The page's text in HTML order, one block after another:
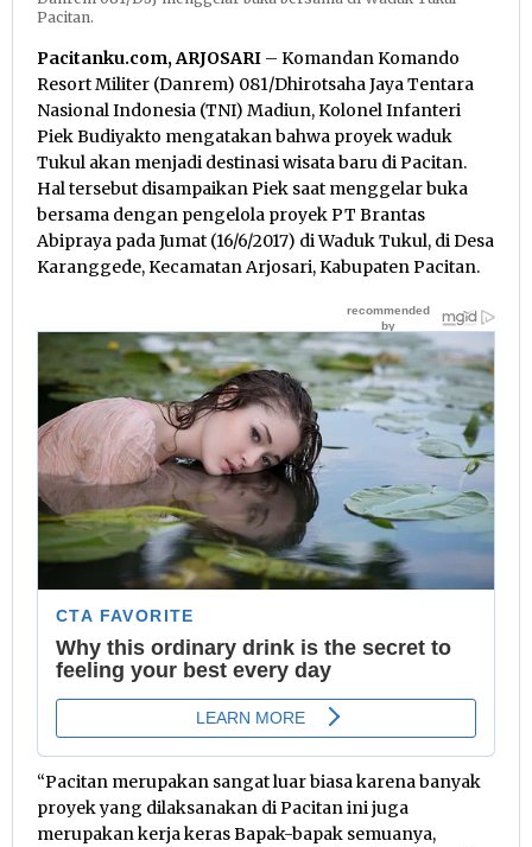
Pacitan.
Pacitanku.com, ARJOSARI – Komandan Komando
Resort Militer (Danrem) 081/Dhirotsaha Jaya Tentara
Nasional Indonesia (TNI) Madiun, Kolonel Infanteri
Piek Budiyakto mengatakan bahwa proyek waduk
Tukul akan menjadi destinasi wisata baru di Pacitan.
Hal tersebut disampaikan Piek saat menggelar buka
bersama dengan pengelola proyek PT Brantas
Abipraya pada Jumat (16/6/2017) di Waduk Tukul, di Desa
Karanggede, Kecamatan Arjosari, Kabupaten Pacitan.
“Pacitan merupakan sangat luar biasa karena banyak
proyek yang dilaksanakan di Pacitan ini juga
merupakan kerja keras Bapak-bapak semuanya,